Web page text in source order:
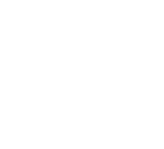
zu reduzieren.